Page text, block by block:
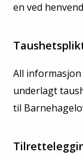
en ved
All
underlagt
til